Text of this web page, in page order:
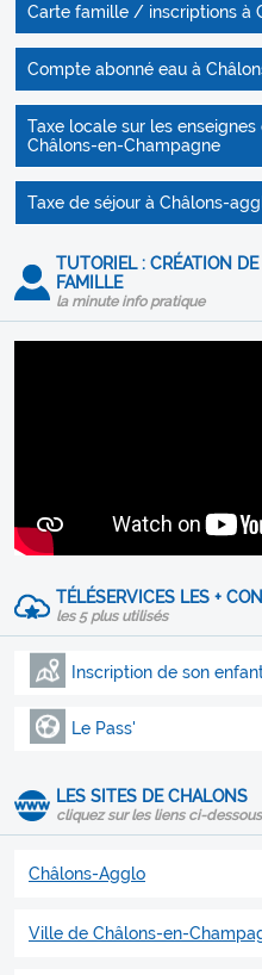
Carte famille / inscriptions à
Compte abonné eau à
Taxe locale sur les
Châlons-en-Champagne
Taxe de séjour à Châlons-
TUTORIEL : CRÉATION
FAMILLE
la minute info pratique
TÉLÉSERVICES LES +
les 5 plus utilisés
Inscription de son
Le Pass'
LES SITES DE CHALONS
cliquez sur les liens ci-dessous
Châlons-Agglo
Ville de Châlons-en-